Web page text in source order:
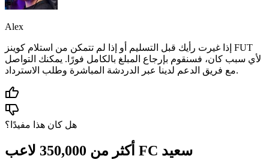
Alex
إذا غيرت رأيك قبل التسليم أو إذا لم تتمكن من استلام كوينز FUT
لأي سبب كان، فسنقوم بإرجاع المبلغ بالكامل فورًا. يمكنك التواصل
مع فريق الدعم لدينا عبر الدردشة المباشرة وطلب الاسترداد.
هل كان هذا مفيدًا؟
أكثر من 350,000 لاعب FC سعيد